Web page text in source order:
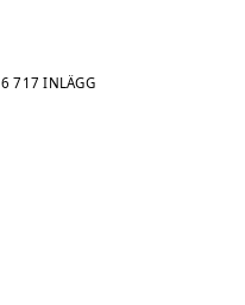
6 717 INLÄGG